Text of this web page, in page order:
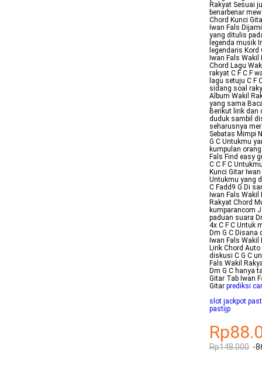
Rakyat Sesuai
benarbenar
Chord Kunci
Iwan Fals
yang ditulis
legenda musik
legendaris
Iwan Fals
Chord Lagu
rakyat C F C F
lagu setuju C F
sidang soal
Album Wakil
yang sama
Berikut lirik dan
duduk sambil
seharusnya
Sebatas Mimpi
G C Untukmu
kumpulan orang
Fals Find easy
C C F C
Kunci Gitar
Untukmu yang
C Fadd9 G Di
Iwan Fals
Rakyat Chord
kumparancom
paduan suara
4x C F C Untuk
Dm G C Disana
Iwan Fals
Lirik Chord Auto
diskusi C G C
Fals Wakil
Dm G C hanya
Gitar Tab Iwan
Gitar prediksi
slot jackpot
pastijp
Rp148.000 -